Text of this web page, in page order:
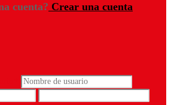
cuenta? Crear una cuenta